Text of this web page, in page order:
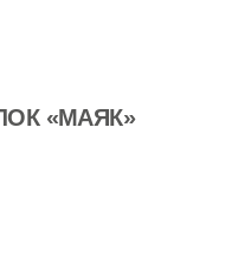
«МАЯК»